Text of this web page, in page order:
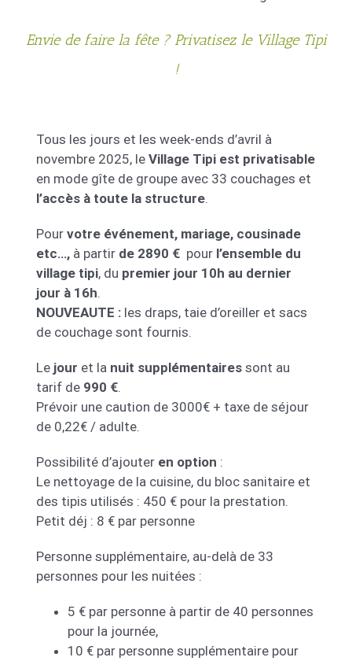
Envie de faire la fête ? Privatisez le Village Tipi
!
Tous les jours et les week-ends d’avril à
novembre 2025, le Village Tipi est privatisable
en mode gîte de groupe avec 33 couchages et
l’accès à toute la structure.
Pour votre événement, mariage, cousinade
etc…,à partir de 2890 € pour l’ensemble du
village tipi, du premier jour 10h au dernier
jour à 16h.
NOUVEAUTE :les draps, taie d’oreiller et sacs
de couchage sont fournis.
Le jour et la nuit supplémentairessont au
tarif de990 €.
Prévoir une caution de 3000€ + taxe de séjour
de 0,22€ / adulte.
Possibilité d’ajouteren option :
Le nettoyage de la cuisine, du bloc sanitaire et
des tipis utilisés : 450 € pour la prestation.
Petit déj : 8 € par personne
Personne supplémentaire, au-delà de 33
personnes pour les nuitées :
5 € par personne à partir de 40 personnes
pour la journée,
10 € par personne supplémentaire pour